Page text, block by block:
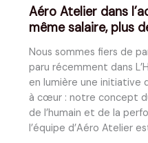
Aéro Atelier dans
même salaire, plus
Nous sommes fiers de
paru récemment dans
en lumière une initiative
à cœur : notre concept
de l’humain et de la
l’équipe d’Aéro Atelier